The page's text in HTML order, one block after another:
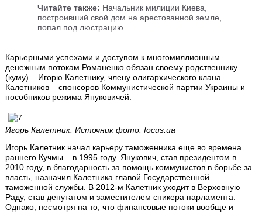
Читайте также: Начальник милиции Киева,
построивший свой дом на арестованной земле,
попал под люстрацию
Карьерными успехами и доступом к многомиллионным
денежным потокам Романенко обязан своему родственнику
(куму) – Игорю Калетнику, члену олигархического клана
Калетников – спонсоров Коммунистической партии Украины и
пособников режима Януковичей.
Игорь Калетник. Источник фото: focus.ua
Игорь Калетник начал карьеру таможенника еще во времена
раннего Кучмы – в 1995 году. Янукович, став президентом в
2010 году, в благодарность за помощь коммунистов в борьбе за
власть, назначил Калетника главой Государственной
таможенной службы. В 2012-м Калетник уходит в Верховную
Раду, став депутатом и заместителем спикера парламента.
Однако, несмотря на то, что финансовые потоки вообще и